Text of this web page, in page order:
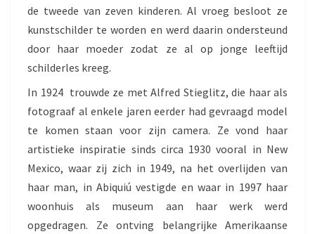
de tweede van zeven kinderen. Al vroeg besloot ze
kunstschilder te worden en werd daarin ondersteund
door haar moeder zodat ze al op jonge leeftijd
schilderles kreeg.
In 1924 trouwde ze met Alfred Stieglitz, die haar als
fotograaf al enkele jaren eerder had gevraagd model
te komen staan voor zijn camera. Ze vond haar
artistieke inspiratie sinds circa 1930 vooral in New
Mexico, waar zij zich in 1949, na het overlijden van
haar man, in Abiquiú vestigde en waar in 1997 haar
woonhuis als museum aan haar werk werd
opgedragen. Ze ontving belangrijke Amerikaanse